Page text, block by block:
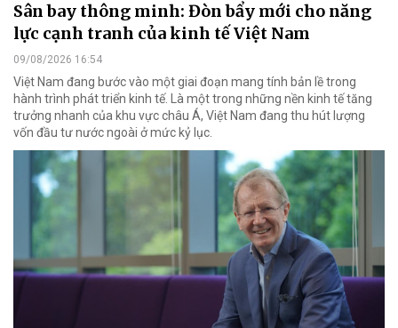
Sân bay thông minh: Đòn bẩy mới cho năng
lực cạnh tranh của kinh tế Việt Nam
09/08/2026 16:54
Việt Nam đang bước vào một giai đoạn mang tính bản lề trong
hành trình phát triển kinh tế. Là một trong những nền kinh tế tăng
trưởng nhanh của khu vực châu Á, Việt Nam đang thu hút lượng
vốn đầu tư nước ngoài ở mức kỷ lục.